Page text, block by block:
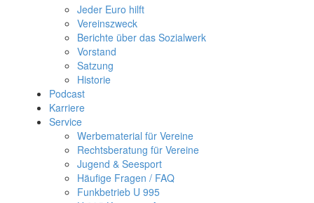
Jeder Euro hilft
Vereinszweck
Berichte über das Sozialwerk
Vorstand
Satzung
Historie
Podcast
Karriere
Service
Werbematerial für Vereine
Rechtsberatung für Vereine
Jugend & Seesport
Häufige Fragen / FAQ
Funkbetrieb U 995